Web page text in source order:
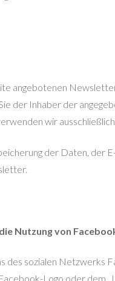
angebotenen
der Inhaber der
wir
der Daten, der
Nutzung von
des sozialen
Logo oder dem